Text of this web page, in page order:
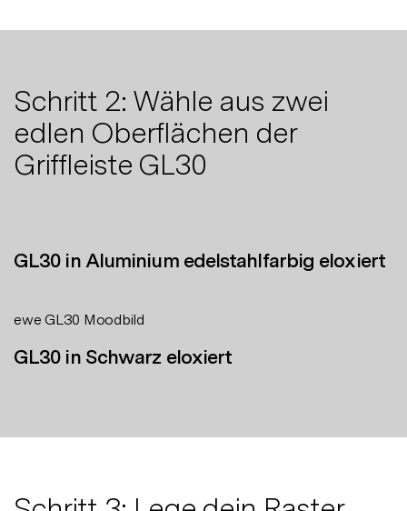
Schritt 2: Wähle aus zwei
edlen Oberflächen der
Griffleiste GL30
GL30 in Aluminium edelstahlfarbig eloxiert
ewe GL30 Moodbild
GL30 in Schwarz eloxiert